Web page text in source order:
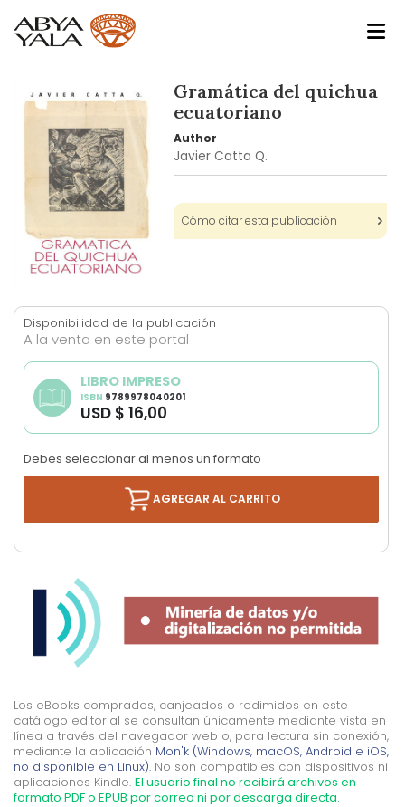
Skip
to
images
gallery
to
the
beginning
of
the
images
gallery
Gramática del quichua
ecuatoriano
Author
Javier Catta Q.
Cómo citar esta publicación
Disponibilidad de la publicación
A la venta en este portal
LIBRO IMPRESO
ISBN 9789978040201
USD $ 16,00
Debes seleccionar al menos un formato
AGREGAR AL CARRITO
Los eBooks comprados, canjeados o redimidos en este
catálogo editorial se consultan únicamente mediante vista en
línea a través del navegador web o, para lectura sin conexión,
mediante la aplicación Mon'k (Windows, macOS, Android e iOS,
no disponible en Linux). No son compatibles con dispositivos ni
aplicaciones Kindle. El usuario final no recibirá archivos en
formato PDF o EPUB por correo ni por descarga directa.